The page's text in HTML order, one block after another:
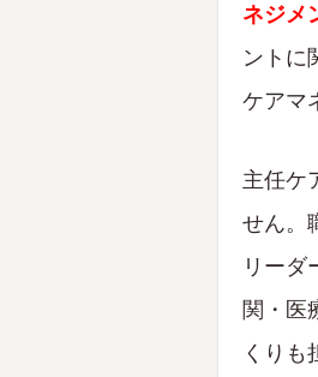
ネジメ
ントに
ケアマ
主任ケ
せん。
リーダ
関・医
くりも